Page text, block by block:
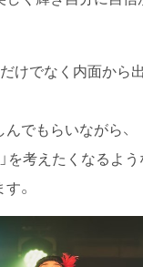
けでなく内面から
でもらいながら、
を考えたくなるよ
。